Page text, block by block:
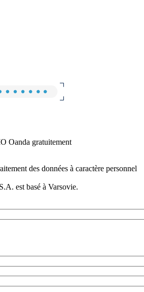
Oanda gratuitement
des données à caractère personnel
est basé à Varsovie.